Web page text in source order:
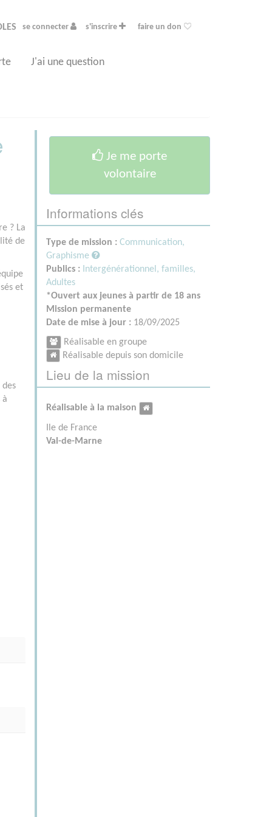
se connecter s'inscrire faire un don
J'ai une question
? La
de
et
à
Je me porte
volontaire
Informations clés
Type de mission : Communication,
Graphisme
Publics : Intergénérationnel, familles,
Adultes
*Ouvert aux jeunes à partir de 18 ans
Mission permanente
Date de mise à jour : 18/09/2025
Réalisable en groupe
Réalisable depuis son domicile
Lieu de la mission
Réalisable à la maison
Ile de France
Val-de-Marne